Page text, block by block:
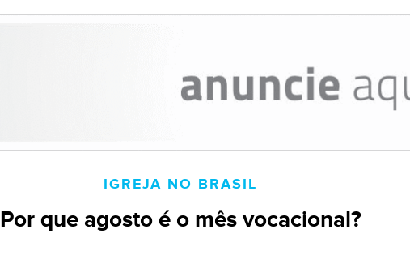
IGREJA NO BRASIL
Por que agosto é o mês vocacional?